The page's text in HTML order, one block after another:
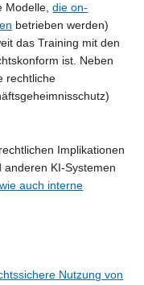
Modelle,die on-
betrieben werden)
das Training mit den
ist. Neben
rechtliche
Implikationen
anderen KI-Systemen
auch interne
Nutzung von